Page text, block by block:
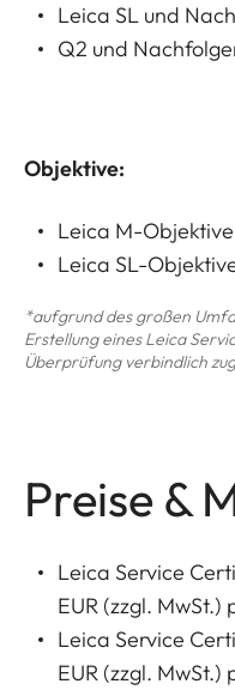
Leica SL und
Q2 und
Objektive:
Leica M-Objektive
Leica SL-
*aufgrund des großen
Erstellung eines Leica
Überprüfung verbindlich
Preise &
Leica Service
EUR (zzgl. MwSt.)
Leica Service
EUR (zzgl. MwSt.)